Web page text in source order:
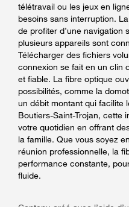
télétravail ou les jeux en
besoins sans interruption.
de profiter d’une navigation
plusieurs appareils sont
Télécharger des fichiers
connexion se fait en un clin
et fiable. La fibre optique
possibilités, comme la
un débit montant qui facilite
Boutiers-Saint-Trojan, cette
votre quotidien en offrant
la famille. Que vous soyez
réunion professionnelle, la
performance constante,
fluide.